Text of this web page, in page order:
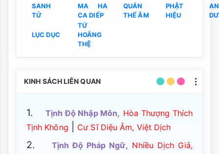
SANH
TỬ
MA HA
CA DIẾP
QUÁN
THẾ ÂM
PHẬT
HIỆU
AN
LỤC DỤC
TỨ
HOẰNG
THỆ
KINH SÁCH LIÊN QUAN
1. Tịnh Độ Nhập Môn, Hòa Thượng Thích
Tịnh Không
Cư Sĩ Diệu Âm, Việt Dịch
2. Tịnh Độ Pháp Ngữ, Nhiều Dịch Giả,